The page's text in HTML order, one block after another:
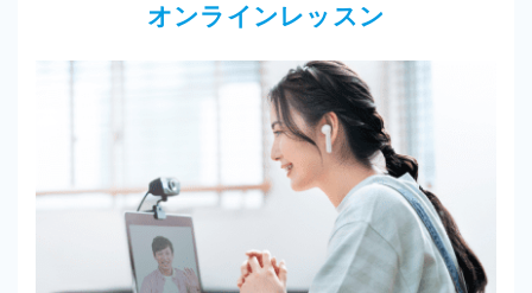
オンラインレッスン